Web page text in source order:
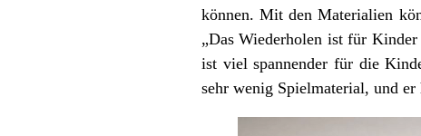
können. Mit den Materialien
„Das Wiederholen ist für
ist viel spannender für die
sehr wenig Spielmaterial, und